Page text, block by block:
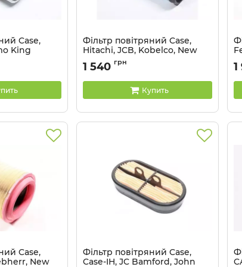
Case,
King
Фільтр повітряний Case,
Hitachi, JCB, Kobelco, New
Holland (Hengst) E1503LS
Артикул:
1 540 грн
Купить
Case,
New
Фільтр повітряний Case,
Case-IH, JC Bamford, John